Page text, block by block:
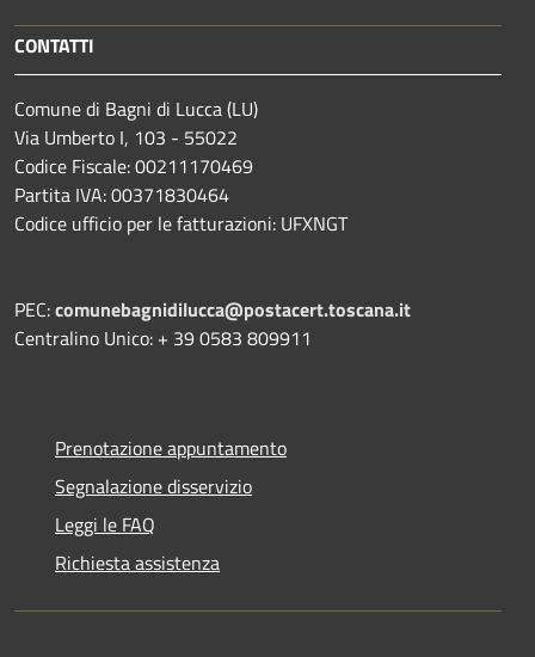
CONTATTI
Comune di Bagni di Lucca (LU)
Via Umberto I, 103 - 55022
Codice Fiscale: 00211170469
Partita IVA: 00371830464
Codice ufficio per le fatturazioni: UFXNGT
PEC:comunebagnidilucca@postacert.toscana.it
Centralino Unico: + 39 0583 809911
Prenotazione appuntamento
Segnalazione disservizio
Leggi le FAQ
Richiesta assistenza